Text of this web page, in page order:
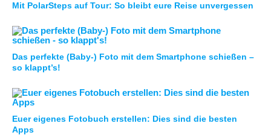
Mit PolarSteps auf Tour: So bleibt eure Reise unvergessen
Das perfekte (Baby-) Foto mit dem Smartphone schießen –
so klappt’s!
Euer eigenes Fotobuch erstellen: Dies sind die besten
Apps